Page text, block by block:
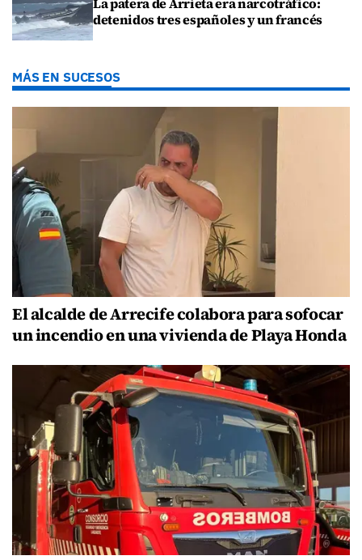
detenidos tres españoles y un francés
MÁS EN SUCESOS
El alcalde de Arrecife colabora para sofocar
un incendio en una vivienda de Playa Honda